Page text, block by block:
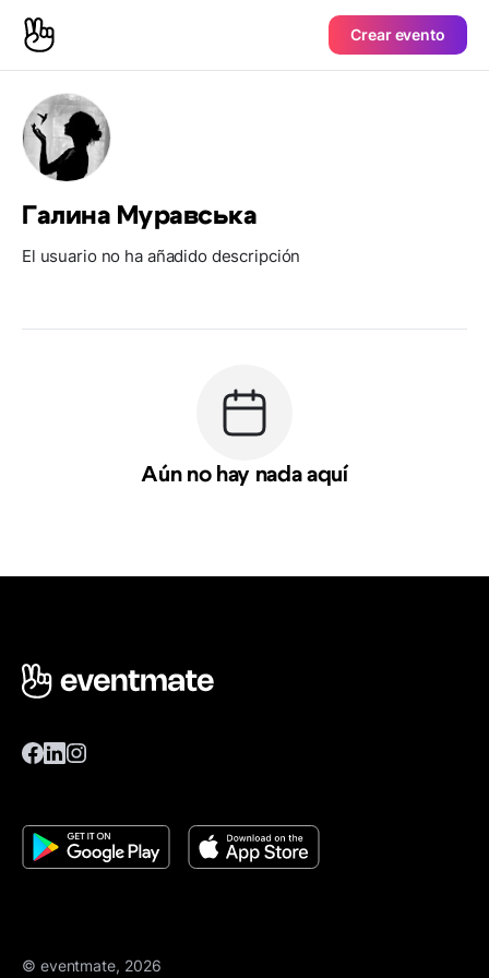
Crear evento
Галина Муравська
El usuario no ha añadido descripción
Aún no hay nada aquí
© eventmate, 2026